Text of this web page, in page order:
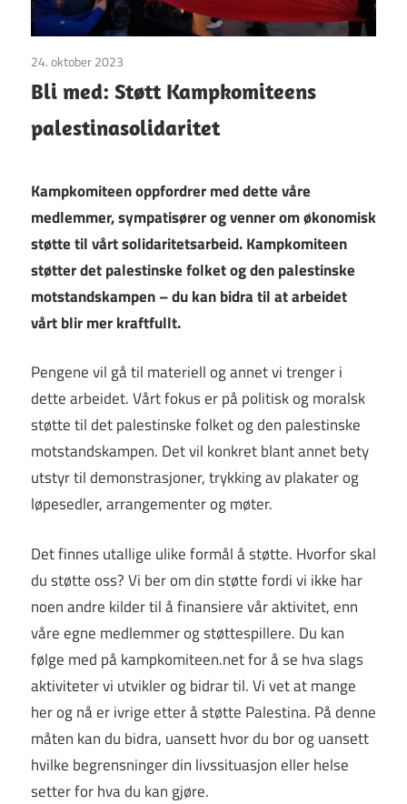
24. oktober 2023
Bli med: Støtt Kampkomiteens
palestinasolidaritet
Kampkomiteen oppfordrer med dette våre
medlemmer, sympatisører og venner om økonomisk
støtte til vårt solidaritetsarbeid. Kampkomiteen
støtter det palestinske folket og den palestinske
motstandskampen – du kan bidra til at arbeidet
vårt blir mer kraftfullt.
Pengene vil gå til materiell og annet vi trenger i
dette arbeidet. Vårt fokus er på politisk og moralsk
støtte til det palestinske folket og den palestinske
motstandskampen. Det vil konkret blant annet bety
utstyr til demonstrasjoner, trykking av plakater og
løpesedler, arrangementer og møter.
Det finnes utallige ulike formål å støtte. Hvorfor skal
du støtte oss? Vi ber om din støtte fordi vi ikke har
noen andre kilder til å finansiere vår aktivitet, enn
våre egne medlemmer og støttespillere. Du kan
følge med på kampkomiteen.net for å se hva slags
aktiviteter vi utvikler og bidrar til. Vi vet at mange
her og nå er ivrige etter å støtte Palestina. På denne
måten kan du bidra, uansett hvor du bor og uansett
hvilke begrensninger din livssituasjon eller helse
setter for hva du kan gjøre.